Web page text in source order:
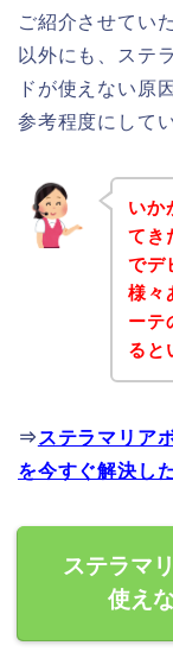
ご紹介させてい
以外にも、ステ
ドが使えない原
参考程度にして
いか
てき
でデ
様々
ーテ
ると
⇒ ステラマリア
を今すぐ解決し
ステラマ
使え